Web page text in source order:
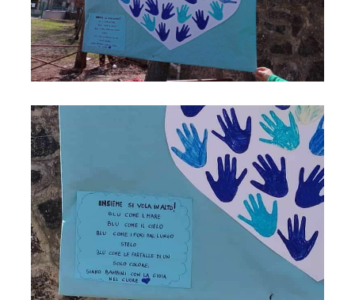
Panchina blu 12